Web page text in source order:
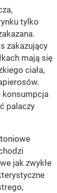
tylko
zakazujący
mają się
ciała,
konsumpcja
palaczy
jak zwykłe